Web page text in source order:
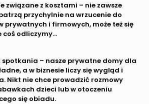
związane z kosztami – nie zawsze
przychylnie na wrzucenie do
prywatnych i firmowych, może też się
coś odliczymy…
spotkania – nasze prywatne domy dla
a w biznesie liczy się wygląd i
Nikt nie chce prowadzić rozmowy
dzieci lub w otoczeniu
się obiadu.